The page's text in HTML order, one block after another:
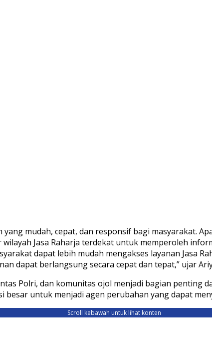
mudah, cepat, dan responsif bagi masyarakat.
Jasa Raharja terdekat untuk memperoleh
dapat lebih mudah mengakses layanan Jasa
dapat berlangsung secara cepat dan tepat,” ujar
Polri, dan komunitas ojol menjadi bagian penting
untuk menjadi agen perubahan yang dapat
Scroll kebawah untuk lihat konten